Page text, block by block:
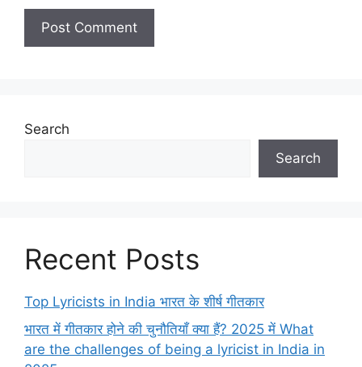
Search
Search
Recent Posts
Top Lyricists in India भारत के शीर्ष गीतकार
भारत में गीतकार होने की चुनौतियाँ क्या हैं? 2025 में What
are the challenges of being a lyricist in India in